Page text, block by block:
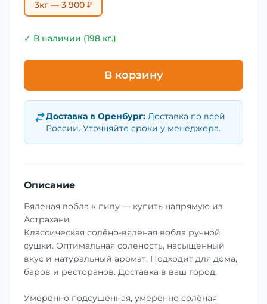
3кг — 3 900 ₽
✓ В наличии (198 кг.)
В корзину
Доставка в Оренбург: Доставка по всей
России. Уточняйте сроки у менеджера.
Описание
Вяленая вобла к пиву — купить напрямую из
Астрахани
Классическая солёно-вяленая вобла ручной
сушки. Оптимальная солёность, насыщенный
вкус и натуральный аромат. Подходит для дома,
баров и ресторанов. Доставка в ваш город.
Умеренно подсушенная, умеренно солёная